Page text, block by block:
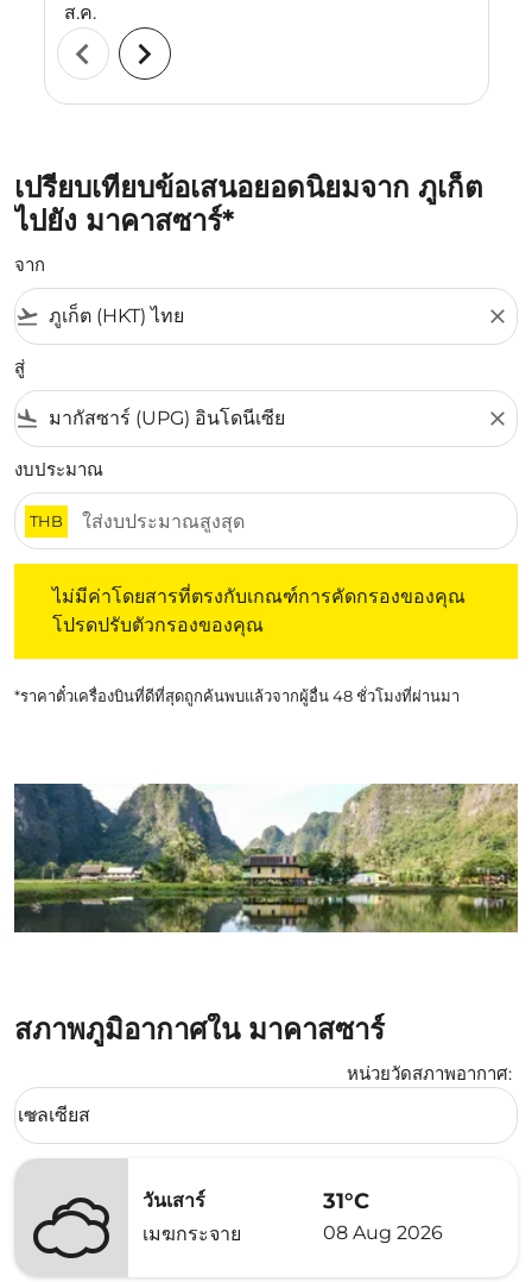
ส.ค.
chevron_left chevron_right
เปรียบเทียบข้อเสนอยอดนิยมจาก ภูเก็ต
ไปยัง มาคาสซาร์*
จาก
flight_takeoff close
สู่
flight_land close
งบประมาณ
THB
ไม่มีค่าโดยสารที่ตรงกับเกณฑ์การคัดกรองของคุณ
โปรดปรับตัวกรองของคุณ
*ราคาตั๋วเครื่องบินที่ดีที่สุดถูกค้นพบแล้วจากผู้อื่น 48 ชั่วโมงที่ผ่านมา
สภาพภูมิอากาศใน มาคาสซาร์
หน่วยวัดสภาพอากาศ:
Weather unit option เซลเซียส Selected
เซลเซียส
keyboard_arrow_down
วันเสาร์
เมฆกระจาย
31°C
08 Aug 2026